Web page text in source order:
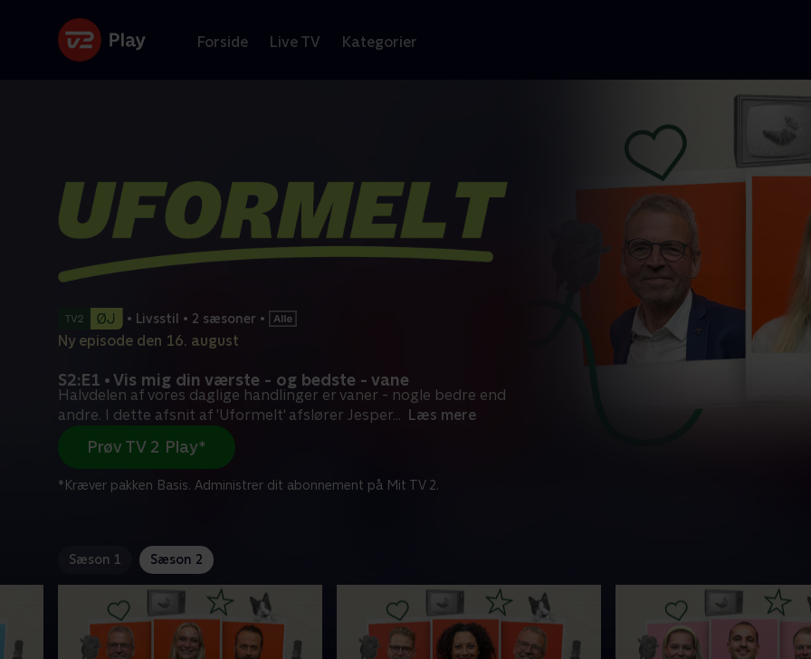
Forside Live TV Kategorier
• Livsstil • 2 sæsoner •
Ny episode den 16. august
S2:E1 • Vis mig din værste - og bedste - vane
Halvdelen af vores daglige handlinger er vaner - nogle bedre end
andre. I dette afsnit af 'Uformelt' afslører Jesper... Læs mere
Prøv TV 2 Play*
*Kræver pakken Basis. Administrer dit abonnement på Mit TV 2.
Sæson 1 Sæson 2